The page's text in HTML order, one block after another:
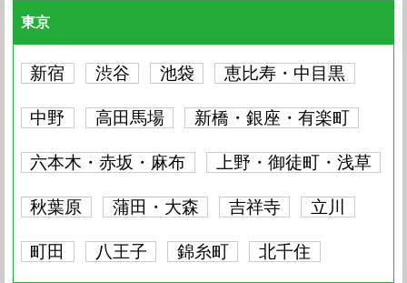
東京
新宿 渋谷 池袋 恵比寿・中目黒
中野 高田馬場 新橋・銀座・有楽町
六本木・赤坂・麻布 上野・御徒町・浅草
秋葉原 蒲田・大森 吉祥寺 立川
町田 八王子 錦糸町 北千住